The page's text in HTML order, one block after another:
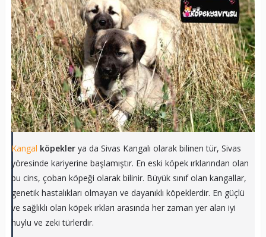
Kangal köpeklerya da Sivas Kangalı olarak bilinen tür, Sivas
yöresinde kariyerine başlamıştır. En eski köpek ırklarından olan
bu cins, çoban köpeği olarak bilinir. Büyük sınıf olan kangallar,
genetik hastalıkları olmayan ve dayanıklı köpeklerdir. En güçlü
ve sağlıklı olan köpek ırkları arasında her zaman yer alan iyi
huylu ve zeki türlerdir.